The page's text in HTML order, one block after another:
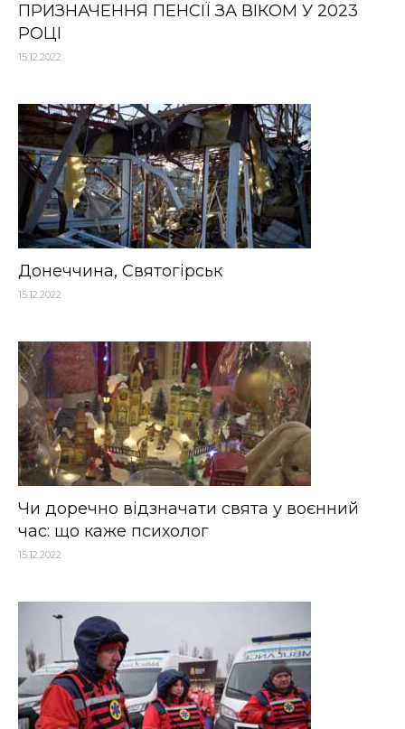
ПРИЗНАЧЕННЯ ПЕНСІЇ ЗА ВІКОМ У 2023
РОЦІ
15.12.2022
Донеччина, Святогірськ
15.12.2022
Чи доречно відзначати свята у воєнний
час: що каже психолог
15.12.2022